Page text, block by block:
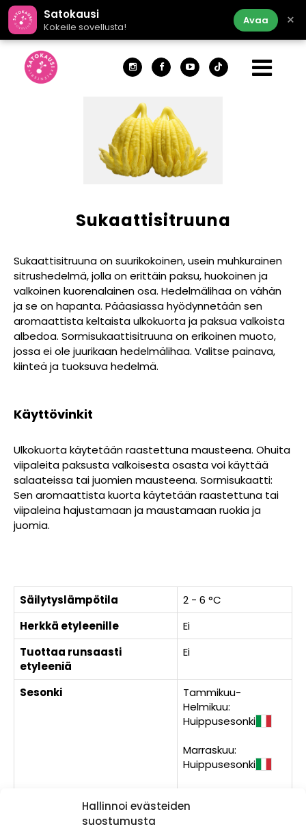
Hallinnoi evästeiden
suostumusta
Satokausi
Kokeile sovellusta!
Avaa ×
Sukaattisitruuna
Sukaattisitruuna on suurikokoinen, usein muhkurainen
sitrushedelmä, jolla on erittäin paksu, huokoinen ja
valkoinen kuorenalainen osa. Hedelmälihaa on vähän
ja se on hapanta. Pääasiassa hyödynnetään sen
aromaattista keltaista ulkokuorta ja paksua valkoista
albedoa. Sormisukaattisitruuna on erikoinen muoto,
jossa ei ole juurikaan hedelmälihaa. Valitse painava,
kiinteä ja tuoksuva hedelmä.
Käyttövinkit
Ulkokuorta käytetään raastettuna mausteena. Ohuita
viipaleita paksusta valkoisesta osasta voi käyttää
salaateissa tai juomien mausteena. Sormisukaatti:
Sen aromaattista kuorta käytetään raastettuna tai
viipaleina hajustamaan ja maustamaan ruokia ja
juomia.
Säilytyslämpötila
2 - 6 °C
Herkkä etyleenille
Ei
Tuottaa runsaasti
etyleeniä
Ei
Sesonki
Tammikuu-
Helmikuu:
Huippusesonki
Marraskuu:
Huippusesonki
Sesongissa